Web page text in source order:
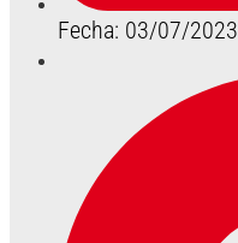
Fecha: 03/07/2023